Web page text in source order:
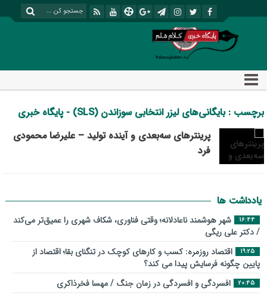
برچسب : بایگانی‌های لیزر انتخابی سوزاندن (SLS) - پایگاه خبری
تحلیلی کلام قلم
پرینترهای سه‌بعدی و آینده تولید – علیرضا محمودی
فرد
یادداشت ها
16:44
شهر هوشمند ناعادلانه؛ وقتی فناوری، شکاف شهری را عمیق‌تر می‌کند
/ دکتر علی ریگی
19:25
اقتصاد روزمره: کسب‌ و کارهای کوچک در تنگنای بقا؛ اقتصاد از
پایین چگونه فرسایش پیدا می کند؟
20:45 افسردگی و افسردگی در زمان جنگ / مهسا فخرذاکری